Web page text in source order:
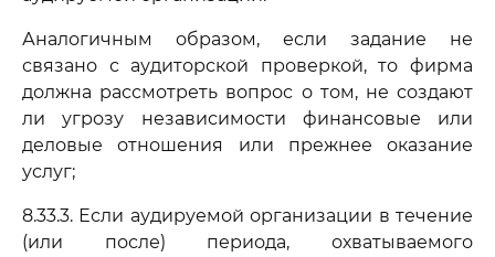
Аналогичным образом, если задание не
связано с аудиторской проверкой, то фирма
должна рассмотреть вопрос о том, не создают
ли угрозу независимости финансовые или
деловые отношения или прежнее оказание
услуг;
8.33.3. Если аудируемой организации в течение
(или после) периода, охватываемого